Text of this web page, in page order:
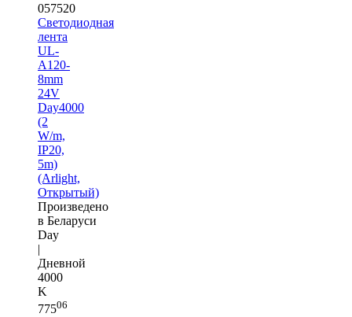
057520
Светодиодная
лента
UL-
A120-
8mm
24V
Day4000
(2
W/m,
IP20,
5m)
(Arlight,
Открытый)
Произведено
в Беларуси
Day
|
Дневной
4000
K
77506